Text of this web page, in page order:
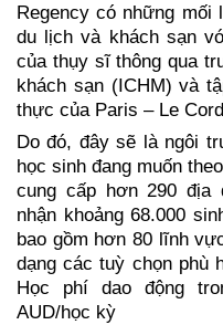
Regency có những mối
du lịch và khách sạn
của thụy sĩ thông qua
khách sạn (ICHM) và
thực của Paris – Le
Do đó, đây sẽ là ngôi
học sinh đang muốn
cung cấp hơn 290 địa
nhận khoảng 68.000
bao gồm hơn 80 lĩnh
dạng các tuỳ chọn phù
Học phí dao động
AUD/học kỳ